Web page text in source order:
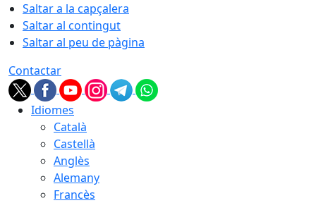
Saltar a la capçalera
Saltar al contingut
Saltar al peu de pàgina
Contactar
Idiomes
Català
Castellà
Anglès
Alemany
Francès